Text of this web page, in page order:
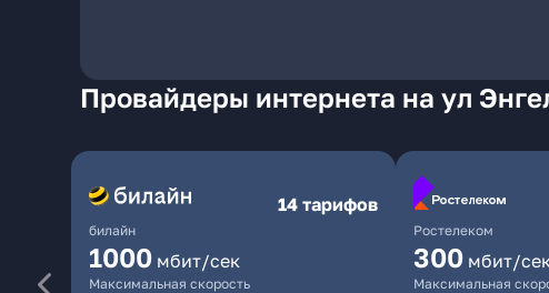
Провайдеры интернета на ул
билайн
14 тарифов
1000 мбит/сек
Максимальная скорость
Ростелеком
300 мбит/
Максимальная